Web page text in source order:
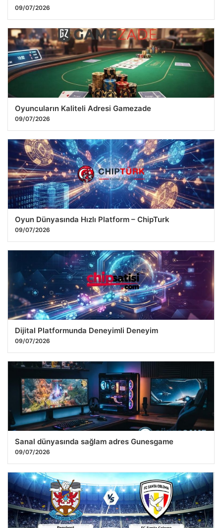
09/07/2026
Oyuncuların Kaliteli Adresi Gamezade
09/07/2026
Oyun Dünyasında Hızlı Platform – ChipTurk
09/07/2026
Dijital Platformunda Deneyimli Deneyim
09/07/2026
Sanal dünyasında sağlam adres Gunesgame
09/07/2026